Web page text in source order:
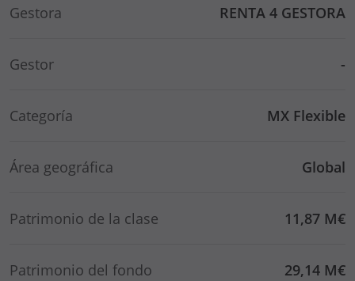
Gestora RENTA 4 GESTORA
Gestor -
Categoría MX Flexible
Área geográfica Global
Patrimonio de la clase 11,87 M€
Patrimonio del fondo 29,14 M€